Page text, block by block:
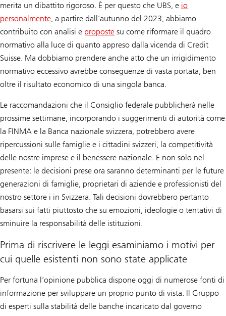
merita un dibattito rigoroso. È per questo che UBS, e io
personalmente, a partire dall’autunno del 2023, abbiamo
contribuito con analisi e proposte su come riformare il quadro
normativo alla luce di quanto appreso dalla vicenda di Credit
Suisse. Ma dobbiamo prendere anche atto che un irrigidimento
normativo eccessivo avrebbe conseguenze di vasta portata, ben
oltre il risultato economico di una singola banca.
Le raccomandazioni che il Consiglio federale pubblicherà nelle
prossime settimane, incorporando i suggerimenti di autorità come
la FINMA e la Banca nazionale svizzera, potrebbero avere
ripercussioni sulle famiglie e i cittadini svizzeri, la competitività
delle nostre imprese e il benessere nazionale. E non solo nel
presente: le decisioni prese ora saranno determinanti per le future
generazioni di famiglie, proprietari di aziende e professionisti del
nostro settore i in Svizzera. Tali decisioni dovrebbero pertanto
basarsi sui fatti piuttosto che su emozioni, ideologie o tentativi di
sminuire la responsabilità delle istituzioni.
Prima di riscrivere le leggi esaminiamo i motivi per
cui quelle esistenti non sono state applicate
Per fortuna l’opinione pubblica dispone oggi di numerose fonti di
informazione per sviluppare un proprio punto di vista. Il Gruppo
di esperti sulla stabilità delle banche incaricato dal governo